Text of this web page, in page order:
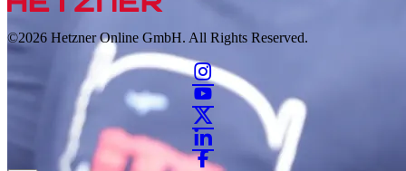
©2026 Hetzner Online GmbH. All Rights Reserved.